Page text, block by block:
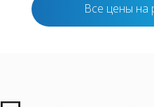
Все цены на